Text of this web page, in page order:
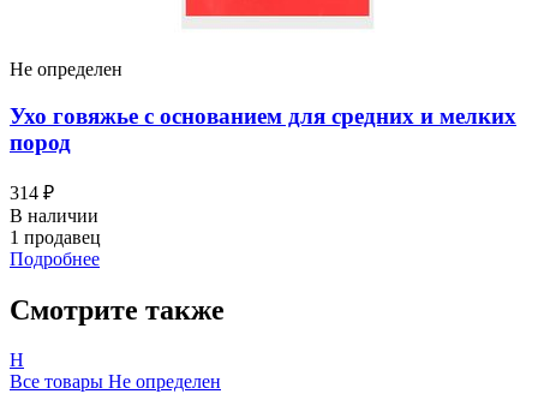
Не определен
Ухо говяжье с основанием для средних и мелких
пород
314 ₽
В наличии
1 продавец
Подробнее
Смотрите также
Н
Все товары Не определен